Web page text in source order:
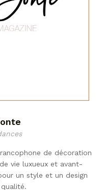
de décoration
vie luxueux et avant-
un style et un design